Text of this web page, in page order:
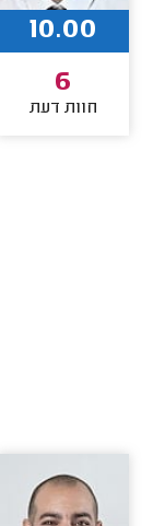
10.00
6
חוות דעת